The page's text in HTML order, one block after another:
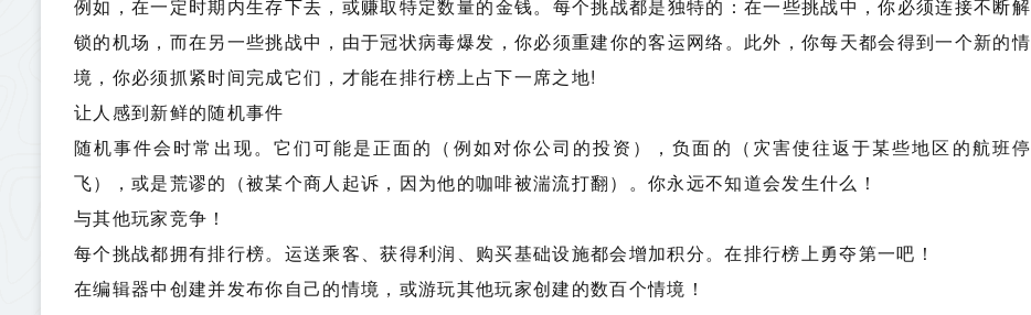
例如，在一定时期内生存下去，或赚取特定数量的金钱。每个挑战都是独特的：在一些挑战中，你必须连接不断解
锁的机场，而在另一些挑战中，由于冠状病毒爆发，你必须重建你的客运网络。此外，你每天都会得到一个新的情
境，你必须抓紧时间完成它们，才能在排行榜上占下一席之地!
让人感到新鲜的随机事件
随机事件会时常出现。它们可能是正面的（例如对你公司的投资），负面的（灾害使往返于某些地区的航班停
飞），或是荒谬的（被某个商人起诉，因为他的咖啡被湍流打翻）。你永远不知道会发生什么！
与其他玩家竞争！
每个挑战都拥有排行榜。运送乘客、获得利润、购买基础设施都会增加积分。在排行榜上勇夺第一吧！
在编辑器中创建并发布你自己的情境，或游玩其他玩家创建的数百个情境！